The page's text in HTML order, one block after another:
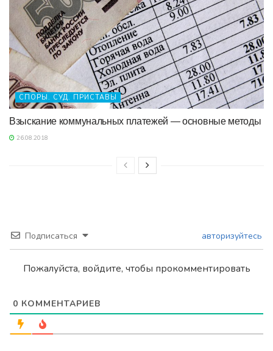
СПОРЫ. СУД. ПРИСТАВЫ
Взыскание коммунальных платежей — основные методы
26.08.2018
Подписаться авторизуйтесь
Пожалуйста, войдите, чтобы прокомментировать
0 КОММЕНТАРИЕВ